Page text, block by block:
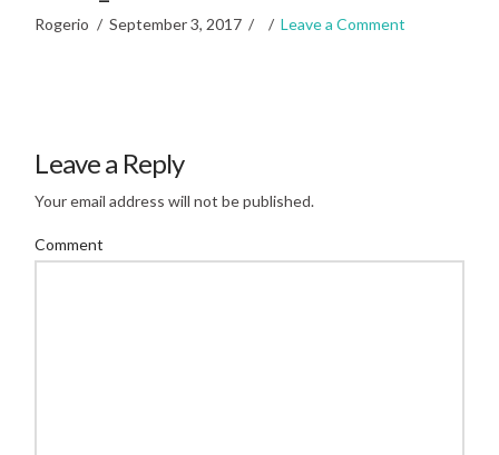
Rogerio September 3, 2017 Leave a Comment
Leave a Reply
Your email address will not be published.
Comment